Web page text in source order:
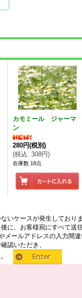
カモミール ジャーマ
ン
280円(税別)
(税込: 308円)
在庫数 18点
いケースが発生しておりま
に、お客様宛にすべて送
ールアドレスの入力間違
認いただき、
。